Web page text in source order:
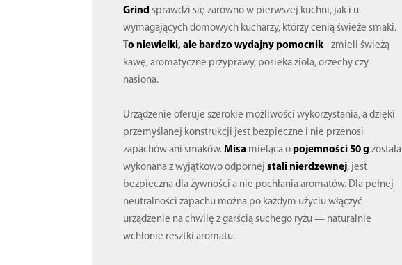
Grind sprawdzi się zarówno w pierwszej kuchni, jak i u
wymagających domowych kucharzy, którzy cenią świeże smaki.
To niewielki, ale bardzo wydajny pomocnik - zmieli świeżą
kawę, aromatyczne przyprawy, posieka zioła, orzechy czy
nasiona.
Urządzenie oferuje szerokie możliwości wykorzystania, a dzięki
przemyślanej konstrukcji jest bezpieczne i nie przenosi
zapachów ani smaków.Misa mieląca opojemności 50 g została
wykonana z wyjątkowo odpornejstali nierdzewnej, jest
bezpieczna dla żywności a nie pochłania aromatów. Dla pełnej
neutralności zapachu można po każdym użyciu włączyć
urządzenie na chwilę z garścią suchego ryżu — naturalnie
wchłonie resztki aromatu.